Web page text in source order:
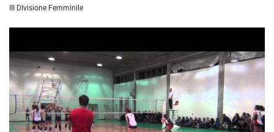
III DIvisione Femminile